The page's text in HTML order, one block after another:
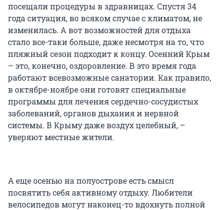
посещали процедуры в здравницах. Спустя 34
года ситуация, во всяком случае с климатом, не
изменилась. А вот возможностей для отдыха
стало все-таки больше, даже несмотря на то, что
пляжный сезон подходит к концу. Осенний Крым
– это, конечно, оздоровление. В это время года
работают всевозможные санатории. Как правило,
в октябре-ноябре они готовят специальные
программы для лечения сердечно-сосудистых
заболеваний, органов дыхания и нервной
системы. В Крыму даже воздух целебный, –
уверяют местные жители.
А еще осенью на полуострове есть смысл
посвятить себя активному отдыху. Любители
велосипедов могут наконец-то вдохнуть полной